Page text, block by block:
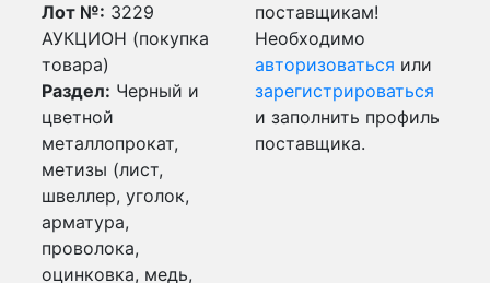
Лот №: 3229
АУКЦИОН (покупка
товара)
Раздел: Черный и
цветной
металлопрокат,
метизы (лист,
швеллер, уголок,
арматура,
проволока,
оцинковка, медь,
поставщикам!
Необходимо
авторизоваться или
зарегистрироваться
и заполнить профиль
поставщика.